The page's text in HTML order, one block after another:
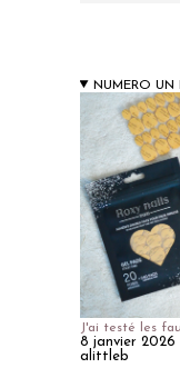
NUMERO UN
J'ai testé les
8 janvier 2026
alittleb